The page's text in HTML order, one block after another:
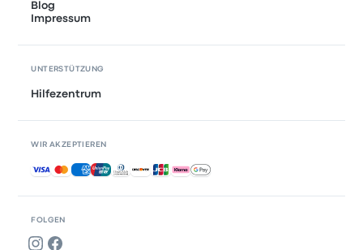
FOLGEN
Blog
Impressum
UNTERSTÜTZUNG
Hilfezentrum
WIR AKZEPTIEREN
Akzeptierte Zahlungsmethoden